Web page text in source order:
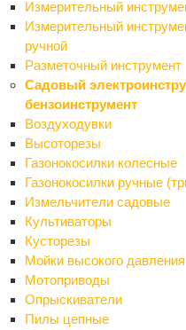
Измерительный
Измерительный
ручной
Разметочный инструмент
Садовый
бензоинструмент
Воздуходувки
Высоторезы
Газонокосилки колесные
Газонокосилки ручные
Измельчители садовые
Культиваторы
Кусторезы
Мойки высокого давления
Мотоприводы
Опрыскиватели
Пилы цепные
+7
г. Сочи, ул.
г. Сочи, ул.
Пн-Сб:
Вс: